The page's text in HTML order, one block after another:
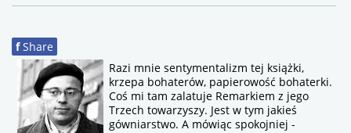
f Share
Razi mnie sentymentalizm tej książki,
krzepa bohaterów, papierowość bohaterki.
Coś mi tam zalatuje Remarkiem z jego
Trzech towarzyszy. Jest w tym jakieś
gówniarstwo. A mówiąc spokojniej -